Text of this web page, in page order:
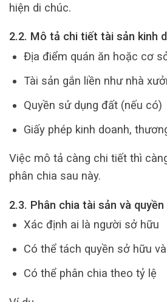
hiện di chúc.
2.2. Mô tả chi tiết tài sản kinh
Địa điểm quán ăn hoặc cơ
Tài sản gắn liền như nhà
Quyền sử dụng đất (nếu có)
Giấy phép kinh doanh,
Việc mô tả càng chi tiết thì
phân chia sau này.
2.3. Phân chia tài sản và quyền
Xác định ai là người sở hữu
Có thể tách quyền sở hữu
Có thể phân chia theo tỷ lệ